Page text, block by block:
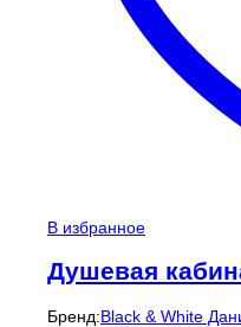
В избранное
Душевая
Бренд:Black & White